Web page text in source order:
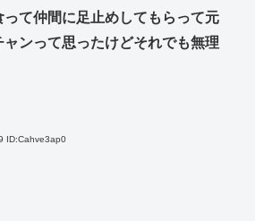
って仲間に足止めしてもらって元
ンって思ったけどそれでも無理
ID:Cahve3ap0